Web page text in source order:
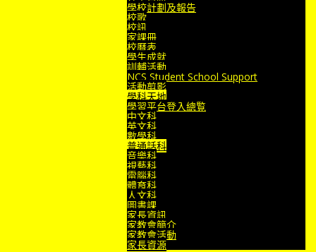
學校計劃及報告
校歌
校訊
家課冊
校曆表
學生成就
訓輔活動
NCS Student School Support
活動剪影
學科天地
學習平台登入總覧
中文科
英文科
數學科
普通話科
音樂科
視藝科
電腦科
體育科
人文科
圖書課
家長資訊
家教會簡介
家教會活動
家長資源